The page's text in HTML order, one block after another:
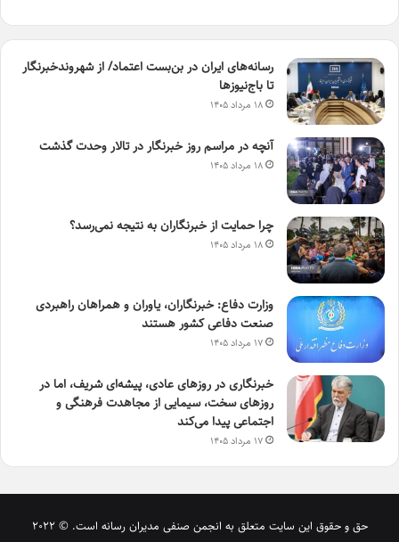
رسانه‌های ایران در بن‌بست اعتماد/ از شهروندخبرنگار
تا باج‌نیوزها
۱۸ مرداد ۱۴۰۵
آنچه در مراسم روز خبرنگار در تالار وحدت گذشت
۱۸ مرداد ۱۴۰۵
چرا حمایت از خبرنگاران به نتیجه نمی‌رسد؟
۱۸ مرداد ۱۴۰۵
وزارت دفاع: خبرنگاران، یاوران و همراهان راهبردی
صنعت دفاعی کشور هستند
۱۷ مرداد ۱۴۰۵
خبرنگاری در روزهای عادی، پیشه‌ای شریف، اما در
روزهای سخت، سیمایی از مجاهدت فرهنگی و
اجتماعی پیدا می‌کند
۱۷ مرداد ۱۴۰۵
حق و حقوق این سایت متعلق به انجمن صنفی مدیران رسانه است. © 2022